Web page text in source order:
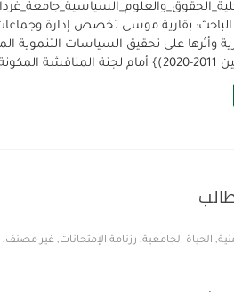
الباحث: بقارية موسى تخصص إدارة
وأثرها على تحقيق السياسات التنموية
حاج …
, الحياة الجامعية, رزنامة الإمتحانات, غير مصنف,